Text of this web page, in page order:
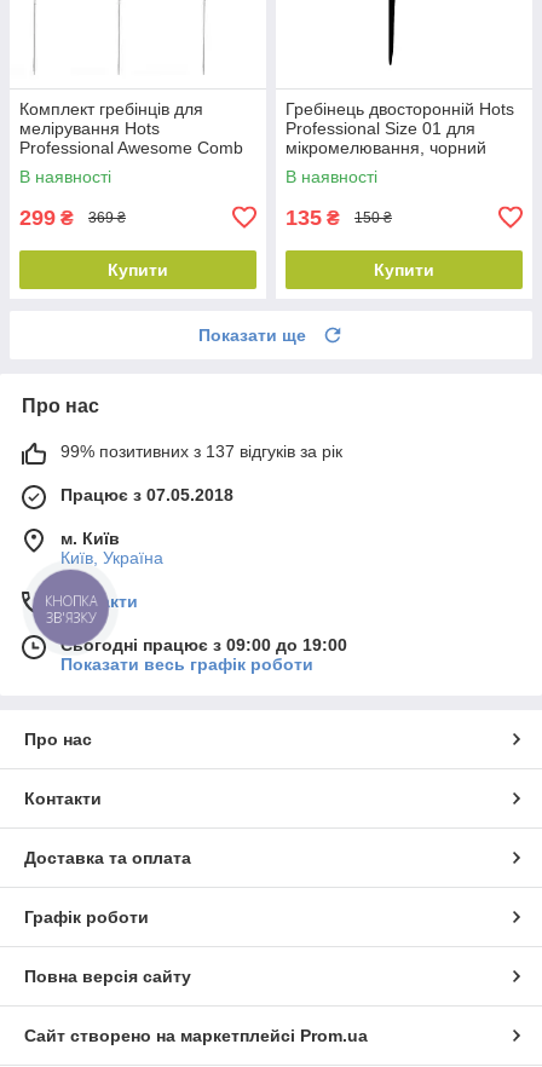
Комплект гребінців для
мелірування Hots
Professional Awesome Comb
Pastel Blue, 3 шт (HP98003)
В наявності
299 ₴ 369 ₴
Купити
Гребінець двосторонній Hots
Professional Size 01 для
мікромелювання, чорний
(HP8001-BLK)
В наявності
135 ₴ 150 ₴
Купити
Показати ще
Про нас
99% позитивних з 137 відгуків за рік
Працює з 07.05.2018
м. Київ
Київ, Україна
Контакти
Сьогодні працює з 09:00 до 19:00
Показати весь графік роботи
Про нас
Контакти
Доставка та оплата
Графік роботи
Повна версія сайту
Сайт створено на маркетплейсі Prom.ua
КНОПКА
ЗВ'ЯЗКУ